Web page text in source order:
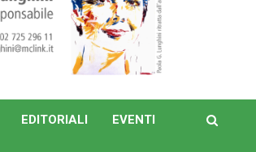
EDITORIALI EVENTI